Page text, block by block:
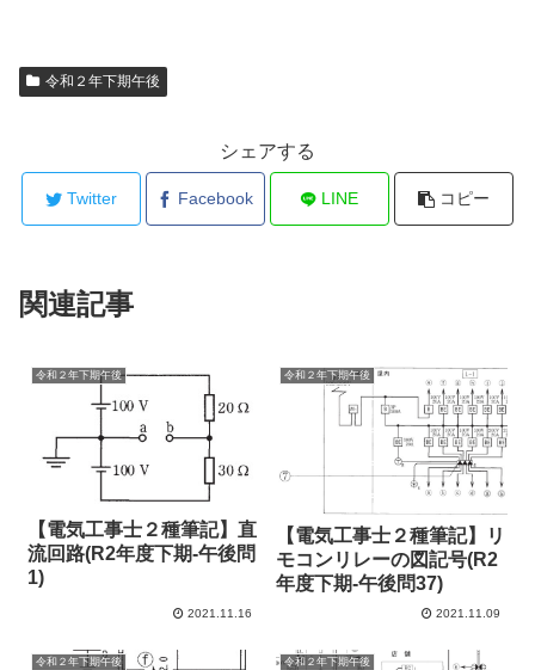
令和２年下期午後
シェアする
Twitter Facebook LINE コピー
関連記事
令和２年下期午後
【電気工事士２種筆記】直
流回路(R2年度下期-午後問
1)
2021.11.16
令和２年下期午後
【電気工事士２種筆記】リ
モコンリレーの図記号(R2
年度下期-午後問37)
2021.11.09
令和２年下期午後 令和２年下期午後